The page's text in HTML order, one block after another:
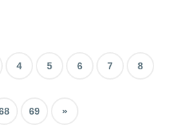
4 5 6 7 8
69 »